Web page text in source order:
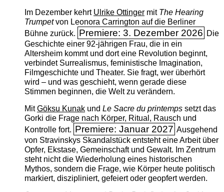
Im Dezember kehrt Ulrike Ottingermit The ­Hearing
Trumpetvon Leonora Carrington auf die Berliner
Bühne zurück. Premiere: 3. Dezember 2026 Die
Geschichte einer 92-jährigen Frau, die in ein
Altersheim kommt und dort eine Revolution beginnt,
verbindet Surrealismus, feministische Imagination,
Filmgeschichte und Theater. Sie fragt, wer überhört
wird – und was geschieht, wenn gerade diese
Stimmen beginnen, die Welt zu verändern.
MitGöksu Kunakund Le Sacre du printempssetzt das
Gorki die Frage nach Körper, Ritual, Rausch und
Kontrolle fort. Premiere: Januar 2027 Ausgehend
von Stravinskys Skandalstück entsteht eine Arbeit über
Opfer, Ekstase, Gemeinschaft und Gewalt. Im Zentrum
steht nicht die Wiederholung eines historischen
Mythos, sondern die Frage, wie Körper heute politisch
markiert, diszipliniert, gefeiert oder geopfert werden.